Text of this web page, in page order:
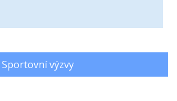
Sportovní výzvy